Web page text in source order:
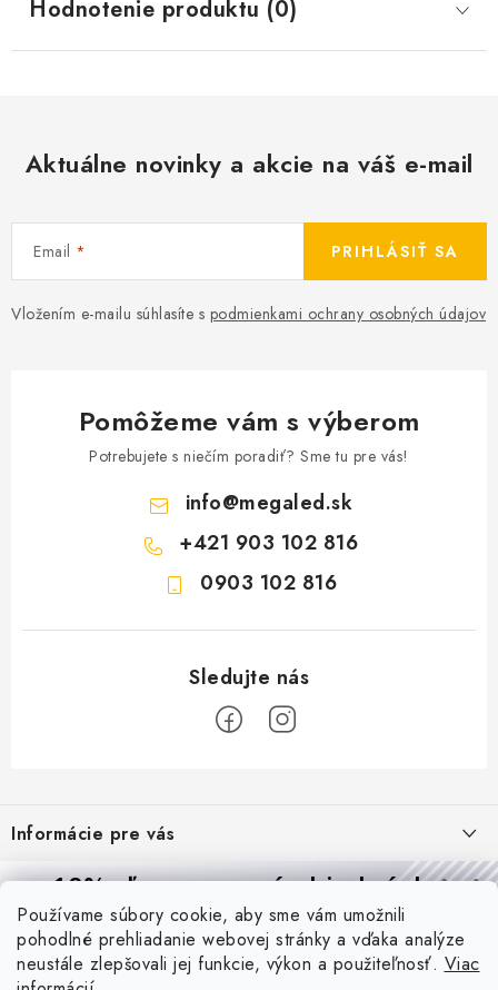
Používame súbory cookie, aby sme vám umožnili
pohodlné prehliadanie webovej stránky a vďaka analýze
neustále zlepšovali jej funkcie, výkon a použiteľnosť. Viac
Hodnotenie produktu (0)
Aktuálne novinky a akcie na váš e-mail
Email
Vložením e-mailu súhlasíte s podmienkami ochrany osobných údajov
PRIHLÁSIŤ SA
Pomôžeme vám s výberom
Potrebujete s niečím poradiť? Sme tu pre vás!
info@megaled.sk
+421 903 102 816
0903 102 816
p
ä
Informácie pre vás
Reklamácie a formulár na odstúpenie od zmluvy
Obchodné podmienky
Podmienky ochrany osobných údajov
Blog
10% zľavana prvú objednávku
Prihláste sa azískajtezľavu aj praktické tipy,vďaka ktorým
budete svietiť lepšie a platiť menej.